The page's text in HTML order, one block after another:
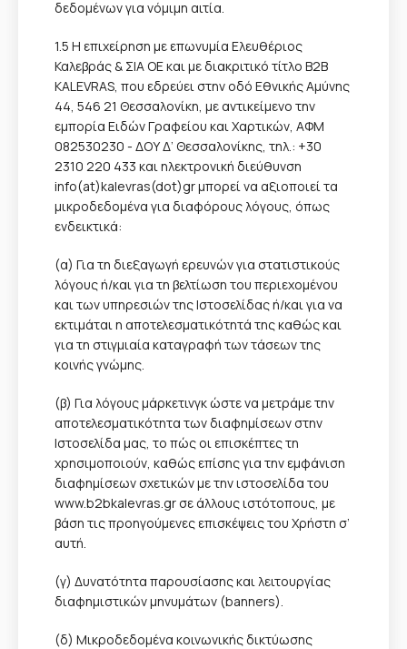
δεδομένων για νόμιμη αιτία.
1.5 Η επιχείρηση με επωνυμία Ελευθέριος
Καλεβράς & ΣΙΑ ΟΕ και με διακριτικό τίτλο B2B
KALEVRAS, που εδρεύει στην οδό Εθνικής Αμύνης
44, 546 21 Θεσσαλονίκη, με αντικείμενο την
εμπορία Ειδών Γραφείου και Χαρτικών, ΑΦΜ
082530230 - ΔΟΥ Δ’ Θεσσαλονίκης, τηλ.: +30
2310 220 433 και ηλεκτρονική διεύθυνση
info(at)kalevras(dot)gr μπορεί να αξιοποιεί τα
μικροδεδομένα για διαφόρους λόγους, όπως
ενδεικτικά:
(α) Για τη διεξαγωγή ερευνών για στατιστικούς
λόγους ή/και για τη βελτίωση του περιεχομένου
και των υπηρεσιών της Ιστοσελίδας ή/και για να
εκτιμάται η αποτελεσματικότητά της καθώς και
για τη στιγμιαία καταγραφή των τάσεων της
κοινής γνώμης.
(β) Για λόγους μάρκετινγκ ώστε να μετράμε την
αποτελεσματικότητα των διαφημίσεων στην
Ιστοσελίδα μας, το πώς οι επισκέπτες τη
χρησιμοποιούν, καθώς επίσης για την εμφάνιση
διαφημίσεων σχετικών με την ιστοσελίδα του
www.b2bkalevras.gr σε άλλους ιστότοπους, με
βάση τις προηγούμενες επισκέψεις του Χρήστη σ’
αυτή.
(γ) Δυνατότητα παρουσίασης και λειτουργίας
διαφημιστικών μηνυμάτων (banners).
(δ) Μικροδεδομένα κοινωνικής δικτύωσης